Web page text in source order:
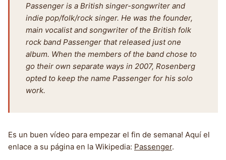
Passenger is a British singer-songwriter and
indie pop/folk/rock singer. He was the founder,
main vocalist and songwriter of the British folk
rock band Passenger that released just one
album. When the members of the band chose to
go their own separate ways in 2007, Rosenberg
opted to keep the name Passenger for his solo
work.
Es un buen vídeo para empezar el fin de semana! Aquí el
enlace a su página en la Wikipedia: Passenger.